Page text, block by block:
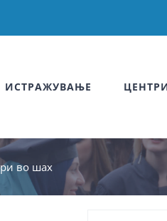
ИСТРАЖУВАЊЕ
во шах